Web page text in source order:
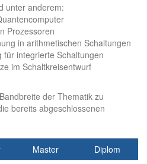
unter anderem:
Prozessoren
in arithmetischen Schaltungen
integrierte Schaltungen
im Schaltkreisentwurf
der Thematik zu
bereits abgeschlossenen
Master
Diplom